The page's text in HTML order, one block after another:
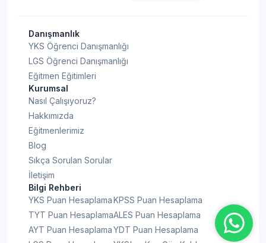
Danışmanlık
YKS Öğrenci Danışmanlığı
LGS Öğrenci Danışmanlığı
Eğitmen Eğitimleri
Kurumsal
Nasıl Çalışıyoruz?
Hakkımızda
Eğitmenlerimiz
Blog
Sıkça Sorulan Sorular
İletişim
Bilgi Rehberi
YKS Puan Hesaplama
TYT Puan Hesaplama
AYT Puan Hesaplama
KPSS Puan Hesaplama
ALES Puan Hesaplama
YDT Puan Hesaplama